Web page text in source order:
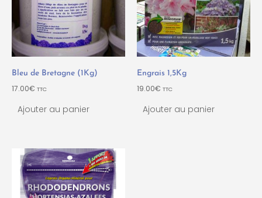
Bleu de Bretagne (1Kg)
17.00€ TTC
Ajouter au panier
Engrais 1,5Kg
19.00€ TTC
Ajouter au panier